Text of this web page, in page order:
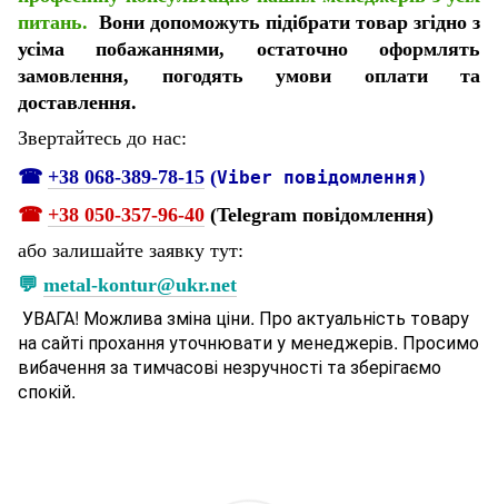
питань. Вони допоможуть підібрати товар згідно з
усіма побажаннями, остаточно оформлять
замовлення, погодять умови оплати та
доставлення.
Звертайтесь до нас:
☎ +38 068-389-78-15 (Viber повідомлення)
☎ +38 050-357-96-40 (Telegram повідомлення)
або залишайте заявку тут:
💬 metal-kontur@ukr.net
УВАГА! Можлива зміна ціни. Про актуальність товару
на сайті прохання уточнювати у менеджерів. Просимо
вибачення за тимчасові незручності та зберігаємо
спокій.